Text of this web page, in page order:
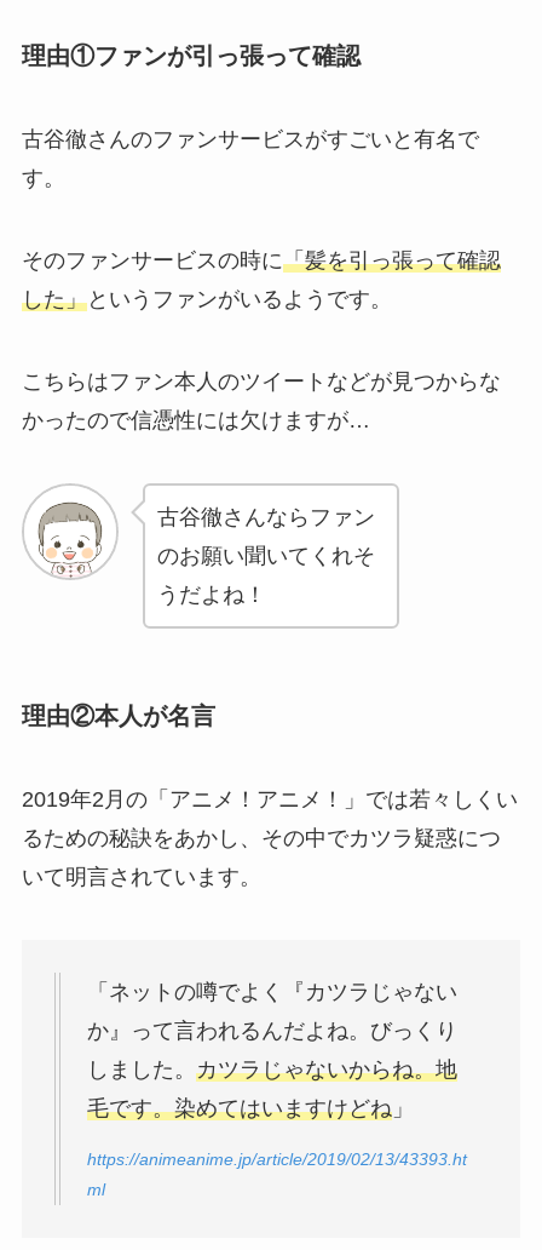
理由①ファンが引っ張って確認
古谷徹さんのファンサービスがすごいと有名で
す。
そのファンサービスの時に「髪を引っ張って確認
した」というファンがいるようです。
こちらはファン本人のツイートなどが見つからな
かったので信憑性には欠けますが…
古谷徹さんならファン
のお願い聞いてくれそ
うだよね！
理由②本人が名言
2019年2月の「アニメ！アニメ！」では若々しくい
るための秘訣をあかし、その中でカツラ疑惑につ
いて明言されています。
「ネットの噂でよく『カツラじゃない
か』って言われるんだよね。びっくり
しました。 カツラじゃないからね。地
毛です。染めてはいますけどね」
https://animeanime.jp/article/2019/02/13/43393.ht
ml